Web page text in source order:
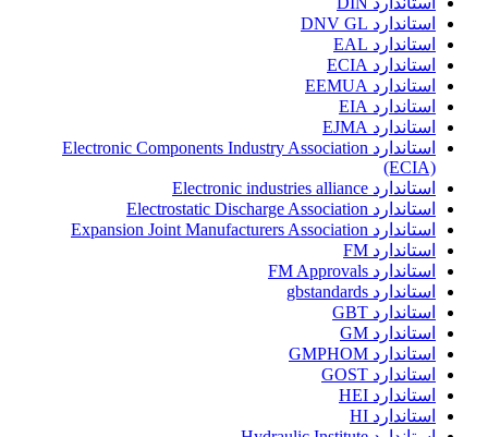
استاندارد DNV GL
استاندارد EAL
استاندارد ECIA
استاندارد EEMUA
استاندارد EIA
استاندارد EJMA
استاندارد Electronic Components Industry Association
(ECIA)
استاندارد Electronic industries alliance
استاندارد Electrostatic Discharge Association
استاندارد Expansion Joint Manufacturers Association
استاندارد FM
استاندارد FM Approvals
استاندارد gbstandards
استاندارد GBT
استاندارد GM
استاندارد GMPHOM
استاندارد GOST
استاندارد HEI
استاندارد HI